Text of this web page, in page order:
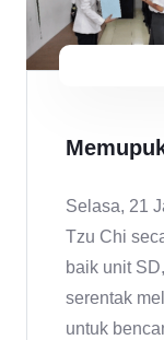
Selasa, 21
Tzu Chi
baik unit
serentak
untuk